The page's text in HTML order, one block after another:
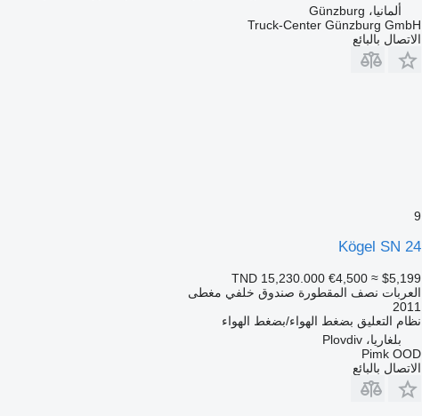
ألمانيا، Günzburg
Truck-Center Günzburg GmbH
الاتصال بالبائع
9
Kögel SN 24
TND 15,230.000 €4,500 ≈ $5,199
العربات نصف المقطورة صندوق خلفي مغطى
2011
نظام التعليق بضغط الهواء/بضغط الهواء
بلغاريا، Plovdiv
Pimk OOD
الاتصال بالبائع